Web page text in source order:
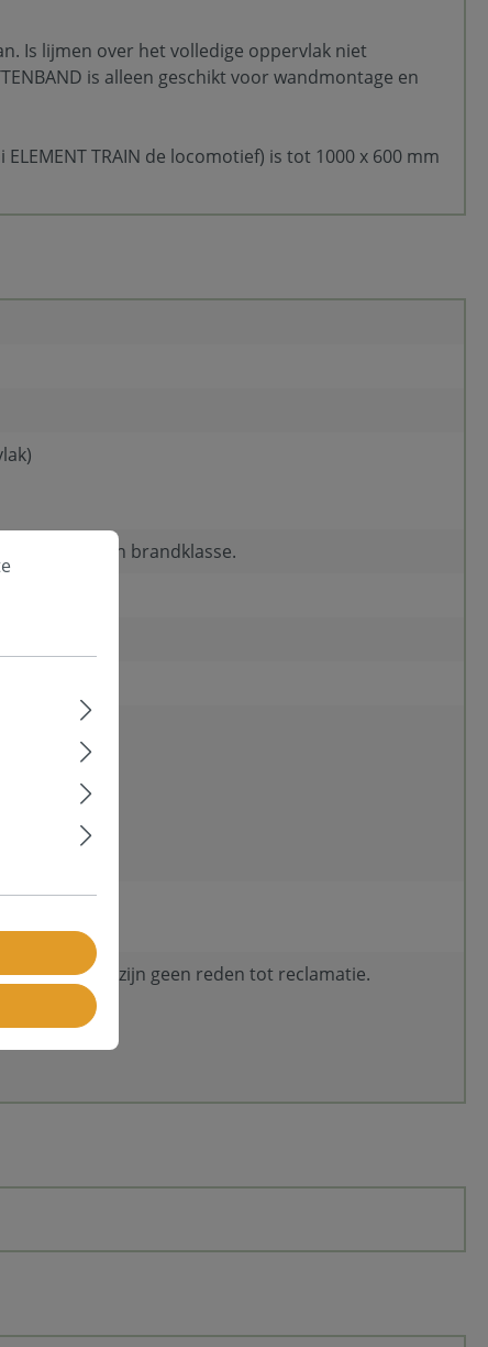
Is lijmen over het volledige oppervlak niet
is alleen geschikt voor wandmontage en
TRAIN de locomotief) is tot 1000 x 600 mm
brandklasse.
mogelijk en zijn geen reden tot reclamatie.